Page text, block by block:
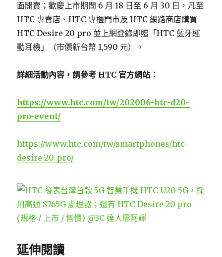
面開賣；歡慶上市期間 6 月 18 日至 6 月 30 日，凡至
HTC 專賣店、HTC 專櫃門市及 HTC 網路商店購買
HTC Desire 20 pro 並上網登錄即贈「HTC 藍牙運
動耳機」（市價新台幣 1,590 元）。
詳細活動內容，請參考 HTC 官方網站：
https://www.htc.com/tw/202006-htc-d20-
pro-event/
https://www.htc.com/tw/smartphones/htc-
desire-20-pro/
延伸閱讀